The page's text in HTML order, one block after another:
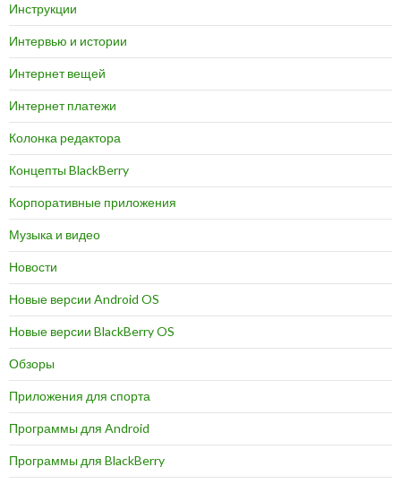
Инструкции
Интервью и истории
Интернет вещей
Интернет платежи
Колонка редактора
Концепты BlackBerry
Корпоративные приложения
Музыка и видео
Новости
Новые версии Android OS
Новые версии BlackBerry OS
Обзоры
Приложения для спорта
Программы для Android
Программы для BlackBerry